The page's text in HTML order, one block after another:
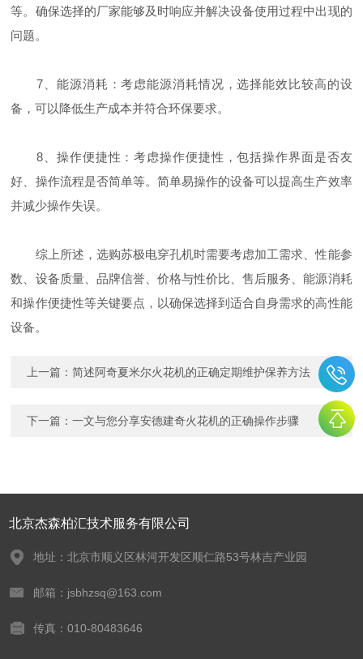
等。确保选择的厂家能够及时响应并解决设备使用过程中出现的
问题。
7、能源消耗：考虑能源消耗情况，选择能效比较高的设
备，可以降低生产成本并符合环保要求。
8、操作便捷性：考虑操作便捷性，包括操作界面是否友
好、操作流程是否简单等。简单易操作的设备可以提高生产效率
并减少操作失误。
综上所述，选购苏极电穿孔机时需要考虑加工需求、性能参
数、设备质量、品牌信誉、价格与性价比、售后服务、能源消耗
和操作便捷性等关键要点，以确保选择到适合自身需求的高性能
设备。
上一篇：简述阿奇夏米尔火花机的正确定期维护保养方法
下一篇：一文与您分享安德建奇火花机的正确操作步骤
北京杰森柏汇技术服务有限公司
地址：北京市顺义区林河开发区顺仁路53号林吉产业园
邮箱：jsbhzsq@163.com
传真：010-80483646